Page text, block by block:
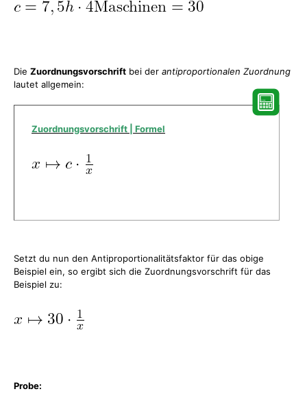
Die Zuordnungsvorschrift bei der antiproportionalen Zuordnung
lautet allgemein:
Zuordnungsvorschrift | Formel
Setzt du nun den Antiproportionalitätsfaktor für das obige
Beispiel ein, so ergibt sich die Zuordnungsvorschrift für das
Beispiel zu:
Probe: